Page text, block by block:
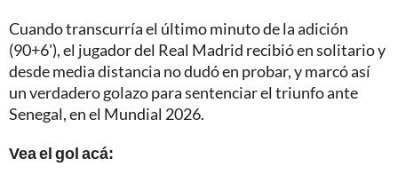
Cuando transcurría el último minuto de la adición
(90+6'), el jugador del Real Madrid recibió en solitario y
desde media distancia no dudó en probar, y marcó así
un verdadero golazo para sentenciar el triunfo ante
Senegal, en el Mundial 2026.
Vea el gol acá: